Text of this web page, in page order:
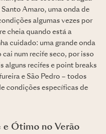
Amaro, uma onda de
algumas vezes por
cheia quando está a
cuidado: uma grande onda
num recife seco, por isso
alguns recifes e point breaks
e São Pedro – todos
condições específicas de
e Ótimo no Verão